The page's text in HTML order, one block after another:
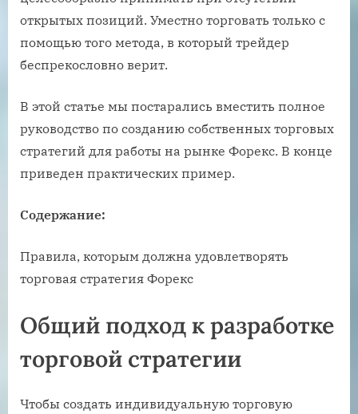
открытых позиций. Уместно торговать только с
помощью того метода, в который трейдер
беспрекословно верит.
В этой статье мы постарались вместить полное
руководство по созданию собственных торговых
стратегий для работы на рынке Форекс. В конце
приведен практических пример.
Содержание:
Правила, которым должна удовлетворять
торговая стратегия Форекс
Общий подход к разработке
торговой стратегии
Чтобы создать индивидуальную торговую